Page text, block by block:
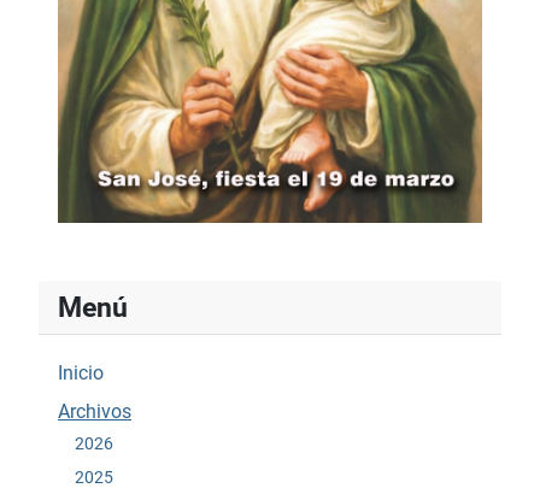
Menú
Inicio
Archivos
2026
2025